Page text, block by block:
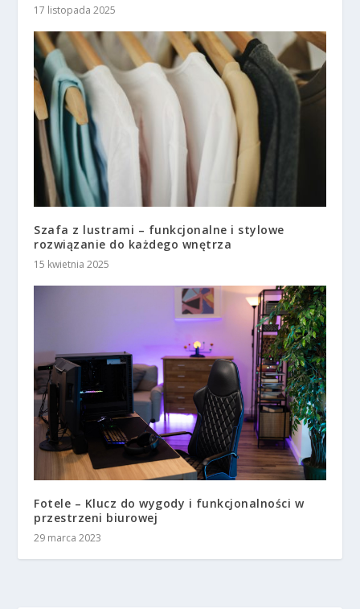
17 listopada 2025
Szafa z lustrami – funkcjonalne i stylowe
rozwiązanie do każdego wnętrza
15 kwietnia 2025
Fotele – Klucz do wygody i funkcjonalności w
przestrzeni biurowej
29 marca 2023